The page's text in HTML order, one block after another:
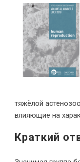
тяжёлой
влияющие на
Краткий